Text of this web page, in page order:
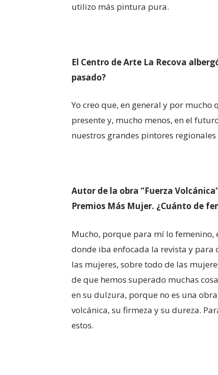
utilizo más pintura pura.
El Centro de Arte La Recova
pasado?
Yo creo que, en general y por
presente y, mucho menos, en el
nuestros grandes pintores
Autor de la obra “Fuerza
Premios Más Mujer. ¿Cuánto de
Mucho, porque para mí lo femenino,
donde iba enfocada la revista y para
las mujeres, sobre todo de las
de que hemos superado muchas
en su dulzura, porque no es una
volcánica, su firmeza y su dureza.
estos.